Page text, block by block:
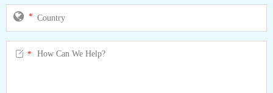
*
*